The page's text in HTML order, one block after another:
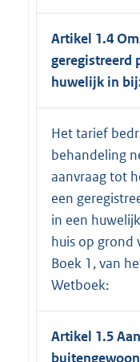
Artikel 1.4
geregistreerd
huwelijk in
Het tarief
behandeling
aanvraag tot
een
in een
huis op grond
Boek 1, van
Wetboek:
Artikel 1.5